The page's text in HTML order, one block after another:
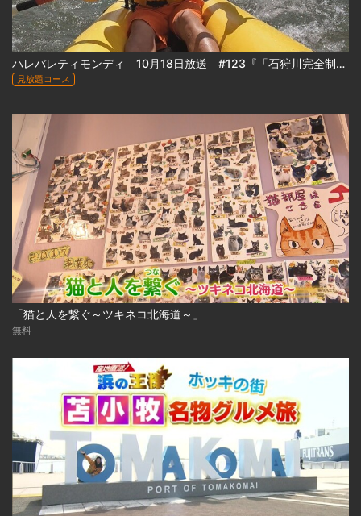
ハレバレティモンディ 10月18日放送 #123『「石狩川完全制覇｣カムイコタン編(前編)』
見放題コース
「猫と人を繋ぐ～ツキネコ北海道～」
無料